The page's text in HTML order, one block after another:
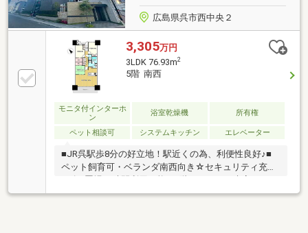
広島県呉市西中央２
3,305万円
3LDK 76.93m2
5階 南西
モニタ付インターホ
ン
浴室乾燥機 所有権
ペット相談可 システムキッチン エレベーター
■JR呉駅歩8分の好立地！駅近くの為、利便性良好♪■
ペット飼育可・ベランダ南西向き☆セキュリティ充実
スあり【低金利で一つにまとめる住宅ローン】引越し